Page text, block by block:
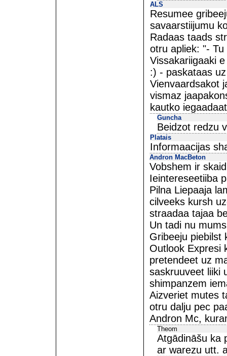
ALS
Resumee
savaarstiijumu
Radaas taads
otru apliek: "-
Vissakariigaaki
:) - paskataas
Vienvaardsakot
vismaz
kautko
Guncha
Beidzot redzu
Platais
Informaacijas
Andron MacBeton
Vobshem ir
Ieintereseetiiba
Pilna Liepaaja
cilveeks kursh
straadaa tajaa
Un tadi nu
Gribeeju piebilst
Outlook Expresi
pretendeet uz
saskruuveet liiki
shimpanzem
Aizveriet mutes
otru dalju pec
Andron Mc,
Theom
Atgādināšu ka
ar warezu utt.